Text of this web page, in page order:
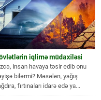
iqlimə müdaxiləsi
insan havaya təsir edib onu
bilərmi? Məsələn, yağış
fırtınaları idarə edə ya...